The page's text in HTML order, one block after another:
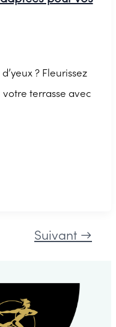
? Fleurissez
terrasse avec
Suivant →